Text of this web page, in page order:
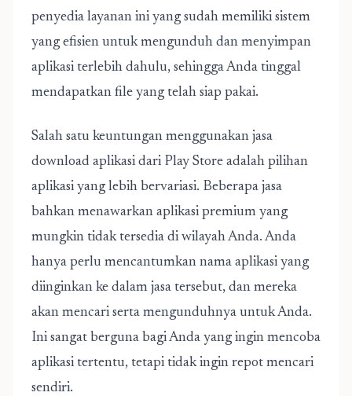
penyedia layanan ini yang sudah memiliki sistem
yang efisien untuk mengunduh dan menyimpan
aplikasi terlebih dahulu, sehingga Anda tinggal
mendapatkan file yang telah siap pakai.
Salah satu keuntungan menggunakan jasa
download aplikasi dari Play Store adalah pilihan
aplikasi yang lebih bervariasi. Beberapa jasa
bahkan menawarkan aplikasi premium yang
mungkin tidak tersedia di wilayah Anda. Anda
hanya perlu mencantumkan nama aplikasi yang
diinginkan ke dalam jasa tersebut, dan mereka
akan mencari serta mengunduhnya untuk Anda.
Ini sangat berguna bagi Anda yang ingin mencoba
aplikasi tertentu, tetapi tidak ingin repot mencari
sendiri.